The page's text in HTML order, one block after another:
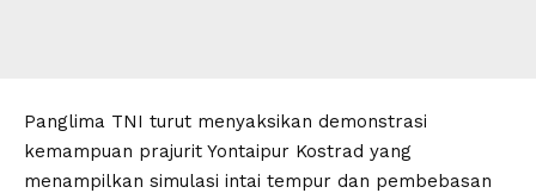
Panglima TNI turut menyaksikan demonstrasi
kemampuan prajurit Yontaipur Kostrad yang
menampilkan simulasi intai tempur dan pembebasan